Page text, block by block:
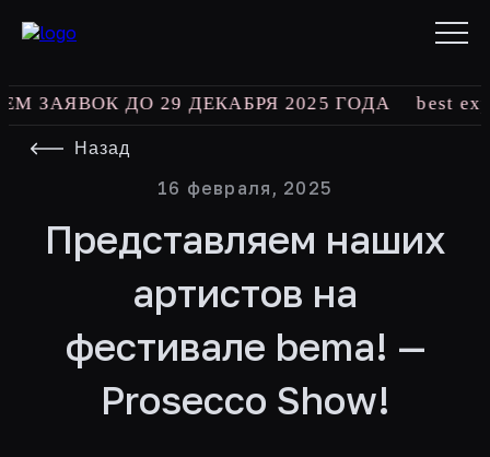
ЗАЯВОК ДО 29 ДЕКАБРЯ 2025 ГОДА best
Назад
16 февраля, 2025
Представляем наших
артистов на
фестивале bema! —
Prosecco Show!